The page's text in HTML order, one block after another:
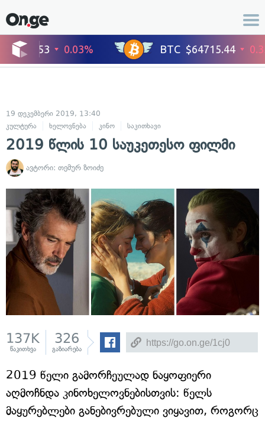
19 დეკემბერი 2019, 13:40
კულტურა
ხელოვნება კინო საკითხავი
2019 წლის 10 საუკეთესო ფილმი
ავტორი: თემურ ზოიძე
137K
წაკითხვა
326
გაზიარება
2019 წელი გამორჩეულად ნაყოფიერი
აღმოჩნდა კინოხელოვნებისთვის: წელს
მაყურებლები განებივრებული ვიყავით, როგორც